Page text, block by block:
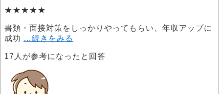
★★★★★
書類・面接対策をしっかりやってもらい、年収アップに
成功 …続きをみる
17 人が参考になったと回答